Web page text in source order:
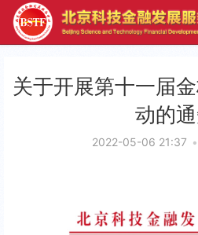
关于开展第十一届
动的
2022-05-06 21:37 •